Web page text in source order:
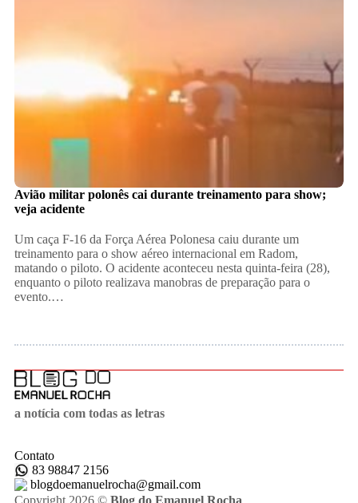
Avião militar polonês cai durante treinamento para show;
veja acidente
Um caça F-16 da Força Aérea Polonesa caiu durante um
treinamento para o show aéreo internacional em Radom,
matando o piloto. O acidente aconteceu nesta quinta-feira (28),
enquanto o piloto realizava manobras de preparação para o
evento.…
a notícia com todas as letras
Contato
83 98847 2156
blogdoemanuelrocha@gmail.com
Copyright 2026 © Blog do Emanuel Rocha